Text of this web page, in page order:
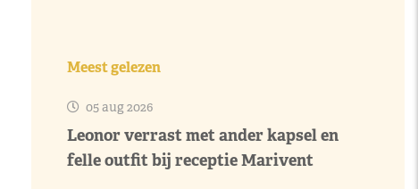
Meest gelezen
05 aug 2026
Leonor verrast met ander kapsel en
felle outfit bij receptie Marivent